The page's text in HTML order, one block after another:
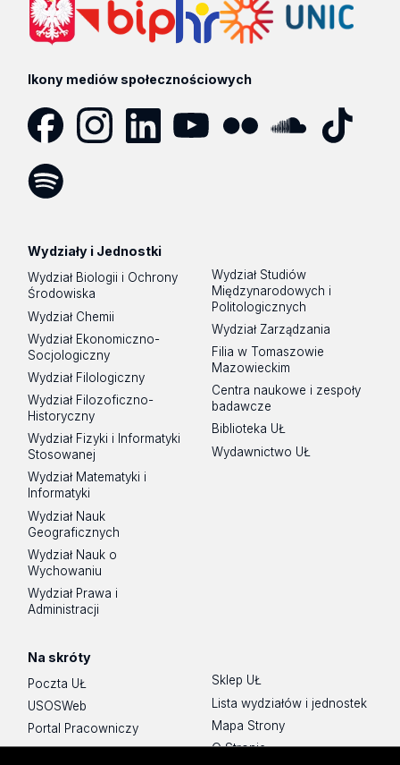
Ikony mediów społecznościowych
Wydziały i Jednostki
Wydział Biologii i Ochrony
Środowiska
Wydział Chemii
Wydział Ekonomiczno-
Socjologiczny
Wydział Filologiczny
Wydział Filozoficzno-
Historyczny
Wydział Fizyki i Informatyki
Stosowanej
Wydział Matematyki i
Informatyki
Wydział Nauk
Geograficznych
Wydział Nauk o
Wychowaniu
Wydział Prawa i
Administracji
Wydział Studiów
Międzynarodowych i
Politologicznych
Wydział Zarządzania
Filia w Tomaszowie
Mazowieckim
Centra naukowe i zespoły
badawcze
Biblioteka UŁ
Wydawnictwo UŁ
Na skróty
Poczta UŁ
USOSWeb
Portal Pracowniczy
Baza Aktów Własnych
Sklep UŁ
Lista wydziałów i jednostek
Mapa Strony
O Stronie